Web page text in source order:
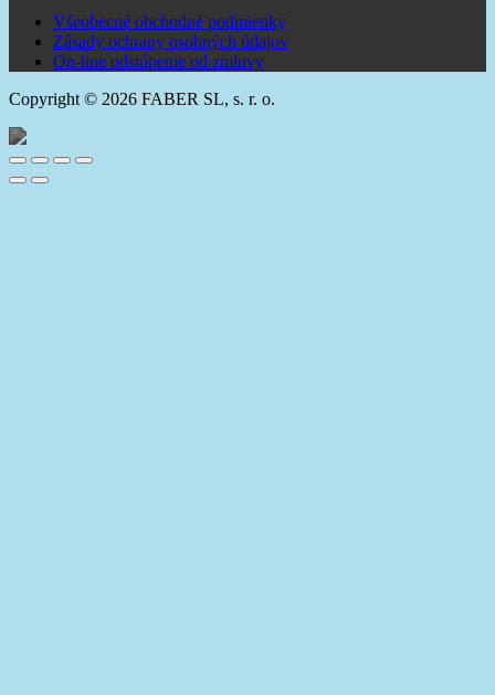
Všeobecné obchodné podmienky
Zásady ochrany osobných údajov
On-line odstúpenie od zmluvy
Copyright © 2026 FABER SL, s. r. o.